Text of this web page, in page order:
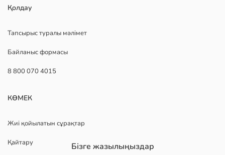
Қолдау
Тапсырыс туралы мәлімет
Байланыс формасы
8 800 070 4015
КӨМЕК
Жиі қойылатын сұрақтар
Қайтару Бізге жазылыңыздар